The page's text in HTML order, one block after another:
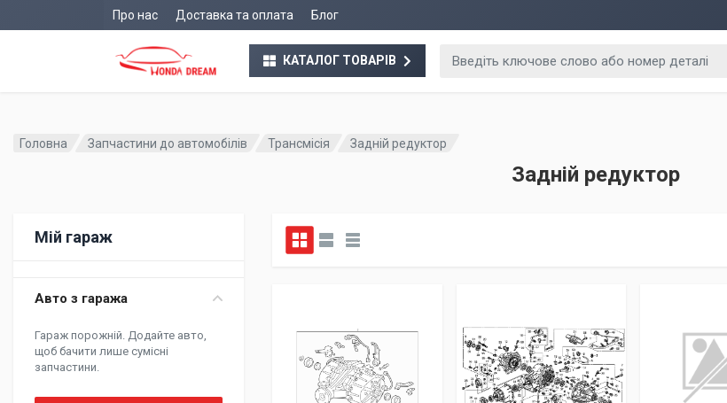
Про нас Доставка та оплата Блог
КАТАЛОГ ТОВАРІВ
Головна Запчастини до автомобілів Трансмісія Задній редуктор
Задній редуктор
Мій гараж
Авто з гаража
Гараж порожній. Додайте авто,
щоб бачити лише сумісні
запчастини.